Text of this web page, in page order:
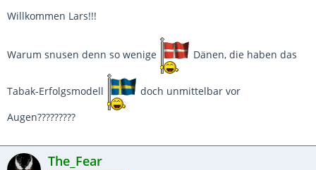
Willkommen Lars!!!
Warum snusen denn so wenige Dänen, die haben das
Tabak-Erfolgsmodell
doch unmittelbar vor
Augen?????????
The_Fear